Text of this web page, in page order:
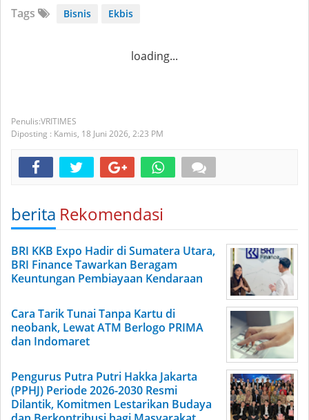
Tags Bisnis Ekbis
loading...
VRITIMES
Diposting : Kamis, 18 Juni 2026, 2:23 PM
berita Rekomendasi
BRI KKB Expo Hadir di Sumatera Utara,
BRI Finance Tawarkan Beragam
Keuntungan Pembiayaan Kendaraan
Cara Tarik Tunai Tanpa Kartu di
neobank, Lewat ATM Berlogo PRIMA
dan Indomaret
Pengurus Putra Putri Hakka Jakarta
(PPHJ) Periode 2026-2030 Resmi
Dilantik, Komitmen Lestarikan Budaya